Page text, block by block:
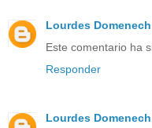
Lourdes Domenech
Este comentario ha
Responder
Lourdes Domenech